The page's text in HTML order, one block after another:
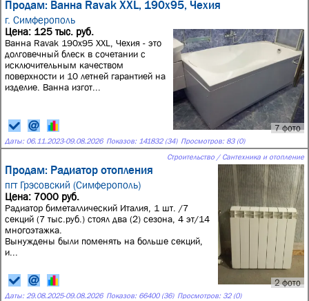
Продам: Ванна Ravak XXL, 190x95, Чехия
г. Симферополь
7 фото
Цена: 125 тыс. руб.
Ванна Ravak 190x95 XXL, Чехия - это
долговечный блеск в сочетании с
исключительным качеством
поверхности и 10 летней гарантией на
изделие. Ванна изгот...
Даты: 06.11.2023-09.08.2026 Показов: 141832 (34) Просмотров: 83 (0)
Строительство / Сантехника и отопление
Продам: Радиатор отопления
пгт Грэсовский (Симферополь)
2 фото
Цена: 7000 руб.
Радиатор биметаллический Италия, 1 шт. /7
секций (7 тыс.руб.) стоял два (2) сезона, 4 эт/14
многоэтажка.
Вынуждены были поменять на больше секций,
и...
Даты: 29.08.2025-09.08.2026 Показов: 66400 (36) Просмотров: 32 (0)